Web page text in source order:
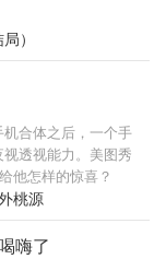
在水月洞天世界也
用的。 于是利用梦
中世界修炼，学
在改变自己心中的
中不仅仅是存在于
）
合体之后，一个手
透视能力。美图秀
他怎样的惊喜？
桃源
嗨了